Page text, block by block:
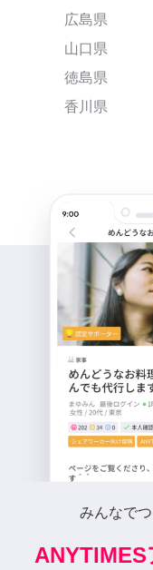
広島県
山口県
徳島県
香川県
みんなで